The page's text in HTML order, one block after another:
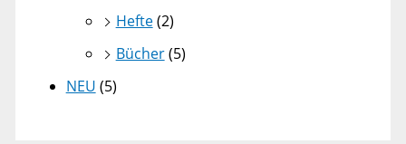
Hefte(2)
Bücher(5)
NEU (5)